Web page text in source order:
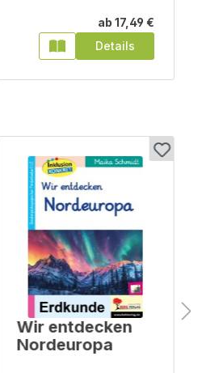
ab 17,49 €
Details
Wir entdecken
Nordeuropa